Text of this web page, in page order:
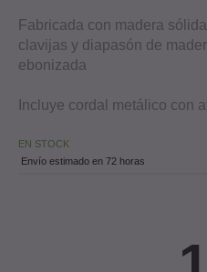
Fabricada con madera
clavijas y diapasón de
ebonizada
Incluye cordal metálico con
EN STOCK
Envío estimado en 72 horas